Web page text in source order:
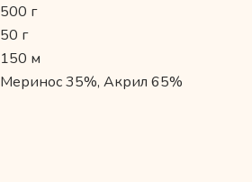
500 г
50 г
150 м
Меринос 35%, Акрил 65%